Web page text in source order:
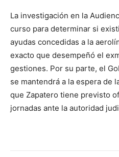
La investigación en la
curso para determinar si
ayudas concedidas a la
exacto que desempeñó el
gestiones. Por su parte, el
se mantendrá a la espera de
que Zapatero tiene previsto
jornadas ante la autoridad